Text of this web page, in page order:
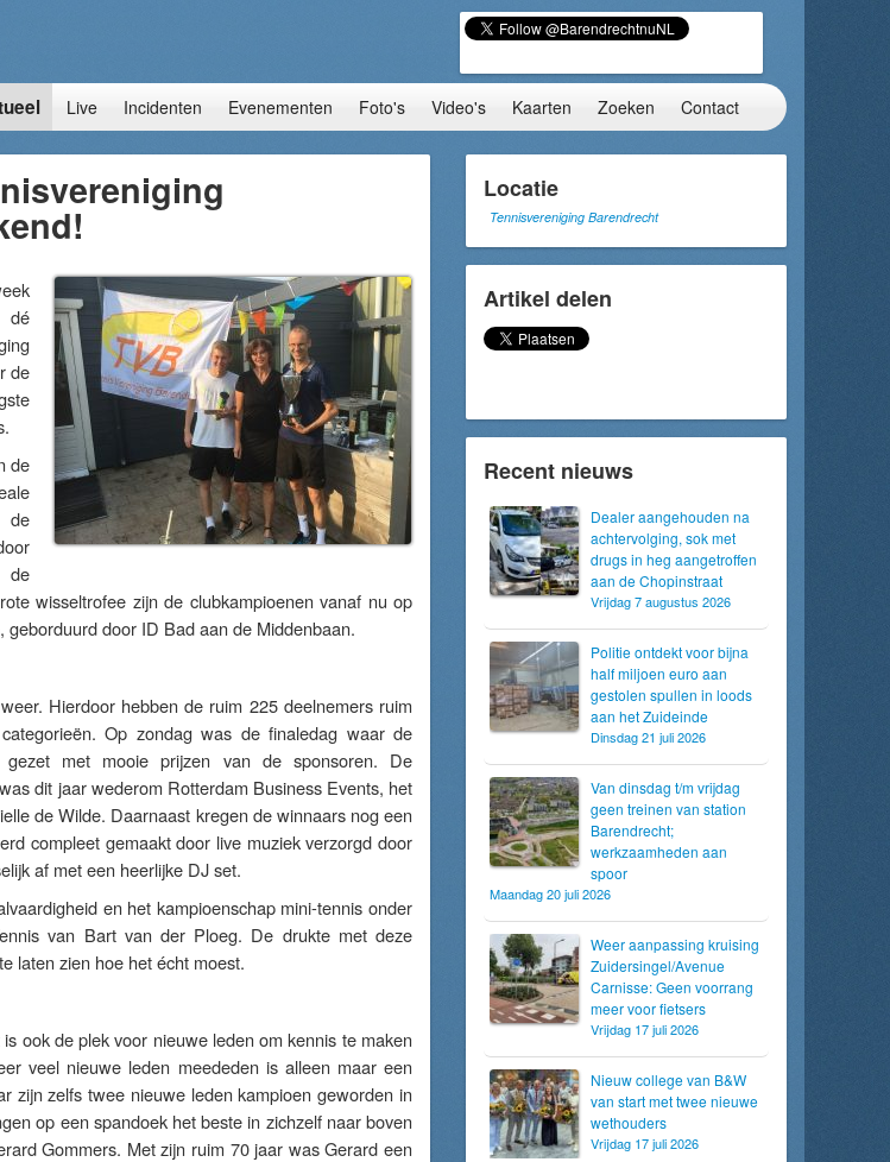
Live Incidenten Evenementen Foto's Video's Kaarten Zoeken Contact
de
de
de
de
wisseltrofee zijn de clubkampioenen vanaf nu op
door ID Bad aan de Middenbaan.
Hierdoor hebben de ruim 225 deelnemers ruim
Op zondag was de finaledag waar de
met mooie prijzen van de sponsoren. De
dit jaar wederom Rotterdam Business Events, het
de Wilde. Daarnaast kregen de winnaars nog een
compleet gemaakt door live muziek verzorgd door
af met een heerlijke DJ set.
en het kampioenschap mini-tennis onder
van Bart van der Ploeg. De drukte met deze
laten zien hoe het écht moest.
ook de plek voor nieuwe leden om kennis te maken
veel nieuwe leden meededen is alleen maar een
zijn zelfs twee nieuwe leden kampioen geworden in
op een spandoek het beste in zichzelf naar boven
Gommers. Met zijn ruim 70 jaar was Gerard een
Locatie
Tennisvereniging Barendrecht
Artikel delen
Recent nieuws
Dealer aangehouden na
achtervolging, sok met
drugs in heg aangetroffen
aan de Chopinstraat
Vrijdag 7 augustus 2026
Politie ontdekt voor bijna
half miljoen euro aan
gestolen spullen in loods
aan het Zuideinde
Dinsdag 21 juli 2026
Van dinsdag t/m vrijdag
geen treinen van station
Barendrecht;
werkzaamheden aan
spoor
Maandag 20 juli 2026
Weer aanpassing kruising
Zuidersingel/Avenue
Carnisse: Geen voorrang
meer voor fietsers
Vrijdag 17 juli 2026
Nieuw college van B&W
van start met twee nieuwe
wethouders
Vrijdag 17 juli 2026